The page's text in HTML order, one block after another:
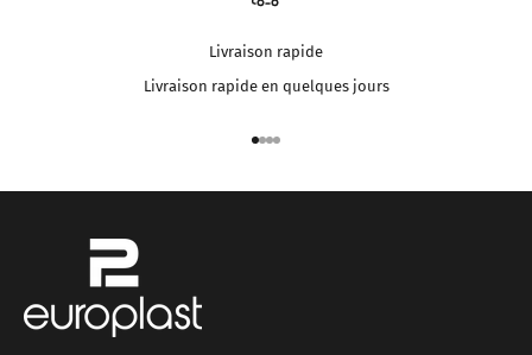
Livraison rapide
Livraison rapide en quelques jours
Aller à l'élément 1
Aller à l'élément 2
Aller à l'élément 3
Aller à l'élément 4